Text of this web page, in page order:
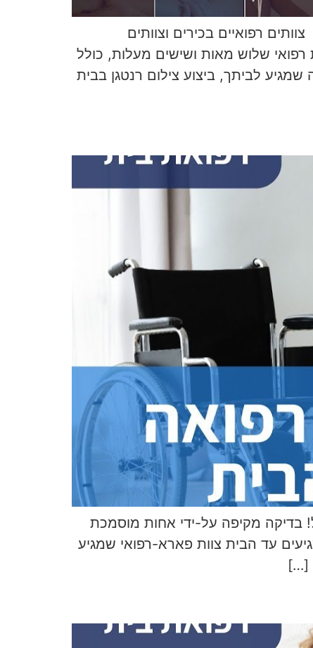
רפואיים בכירים וצוותים
שלוש מאות ושישים מעלות, כולל
לביתך, ביצוע צילום רנטגן בבית
בדיקה מקיפה על-ידי אחות מוסמכת
עד הבית צוות פארא-רפואי שמגיע
[…]